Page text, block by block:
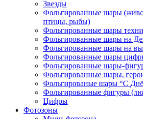
Звезды
Фольгированные шары
птицы, рыбы)
Фольгированные шары
Фольгированные шары на
Фольгированные шары на
Фольгированные шары
Фольгированные шары-
Фольгированные шары,
Фольгированые шары “С
Фольгированные фигуры
Цифры
Фотозоны